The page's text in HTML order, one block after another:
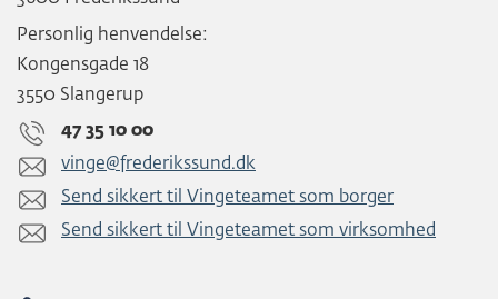
Personlig henvendelse:
Kongensgade 18
3550 Slangerup
47 35 10 00
vinge@frederikssund.dk
Send sikkert til Vingeteamet som borger
Send sikkert til Vingeteamet som virksomhed